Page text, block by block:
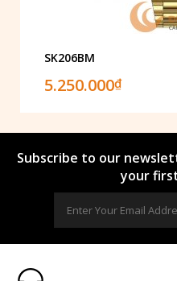
SK206BM
5.250.000₫
Subscribe to our
your